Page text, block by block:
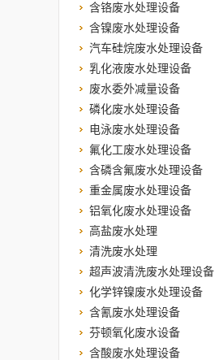
含铬废水处理设备
含镍废水处理设备
汽车硅烷废水处理设备
乳化液废水处理设备
废水委外减量设备
磷化废水处理设备
电泳废水处理设备
氟化工废水处理设备
含磷含氟废水处理设备
重金属废水处理设备
铝氧化废水处理设备
高盐废水处理
清洗废水处理
超声波清洗废水处理设备
化学锌镍废水处理设备
含氰废水处理设备
芬顿氧化废水设备
含酸废水处理设备